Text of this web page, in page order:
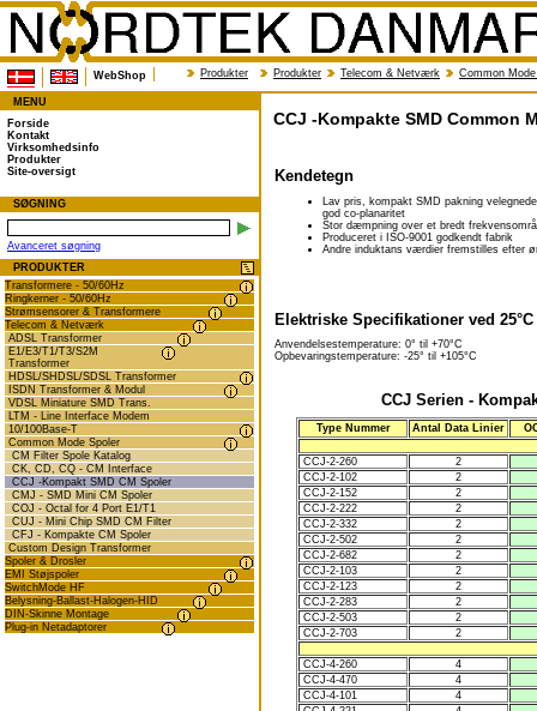
WebShop Produkter Produkter Telecom & Netværk Common
MENU
Forside
Kontakt
Virksomhedsinfo
Produkter
Site-oversigt
SØGNING
Avanceret søgning
PRODUKTER
Transformere - 50/60Hz
Ringkerner - 50/60Hz
Strømsensorer & Transformere
Telecom & Netværk
ADSL Transformer
E1/E3/T1/T3/S2M
Transformer
HDSL/SHDSL/SDSL Transformer
ISDN Transformer & Modul
VDSL Miniature SMD Trans.
LTM - Line Interface Modem
10/100Base-T
Common Mode Spoler
CM Filter Spole Katalog
CK, CD, CQ - CM Interface
CCJ -Kompakt SMD CM Spoler
CMJ - SMD Mini CM Spoler
COJ - Octal for 4 Port E1/T1
CUJ - Mini Chip SMD CM Filter
CFJ - Kompakte CM Spoler
Custom Design Transformer
Spoler & Drosler
EMI Støjspoler
SwitchMode HF
Belysning-Ballast-Halogen-HID
DIN-Skinne Montage
Plug-in Netadaptorer
CCJ -Kompakte SMD Common
Kendetegn
Lav pris, kompakt SMD pakning
god co-planaritet
Stor dæmpning over et bredt
Produceret i ISO-9001 godkendt fabrik
Andre induktans værdier fremstilles efter
Elektriske Specifikationer ved 25°C
Anvendelsestemperature: 0° til +70°C
Opbevaringstemperature: -25° til +105°C
CCJ Serien -
Type Nummer Antal Data Linier
CCJ-2-260
2
CCJ-2-102
2
CCJ-2-152
2
CCJ-2-222
2
CCJ-2-332
2
CCJ-2-502
2
CCJ-2-682
2
CCJ-2-103
2
CCJ-2-123
2
CCJ-2-283
2
CCJ-2-503
2
CCJ-2-703
2
CCJ-4-260
4
CCJ-4-470
4
CCJ-4-101
4